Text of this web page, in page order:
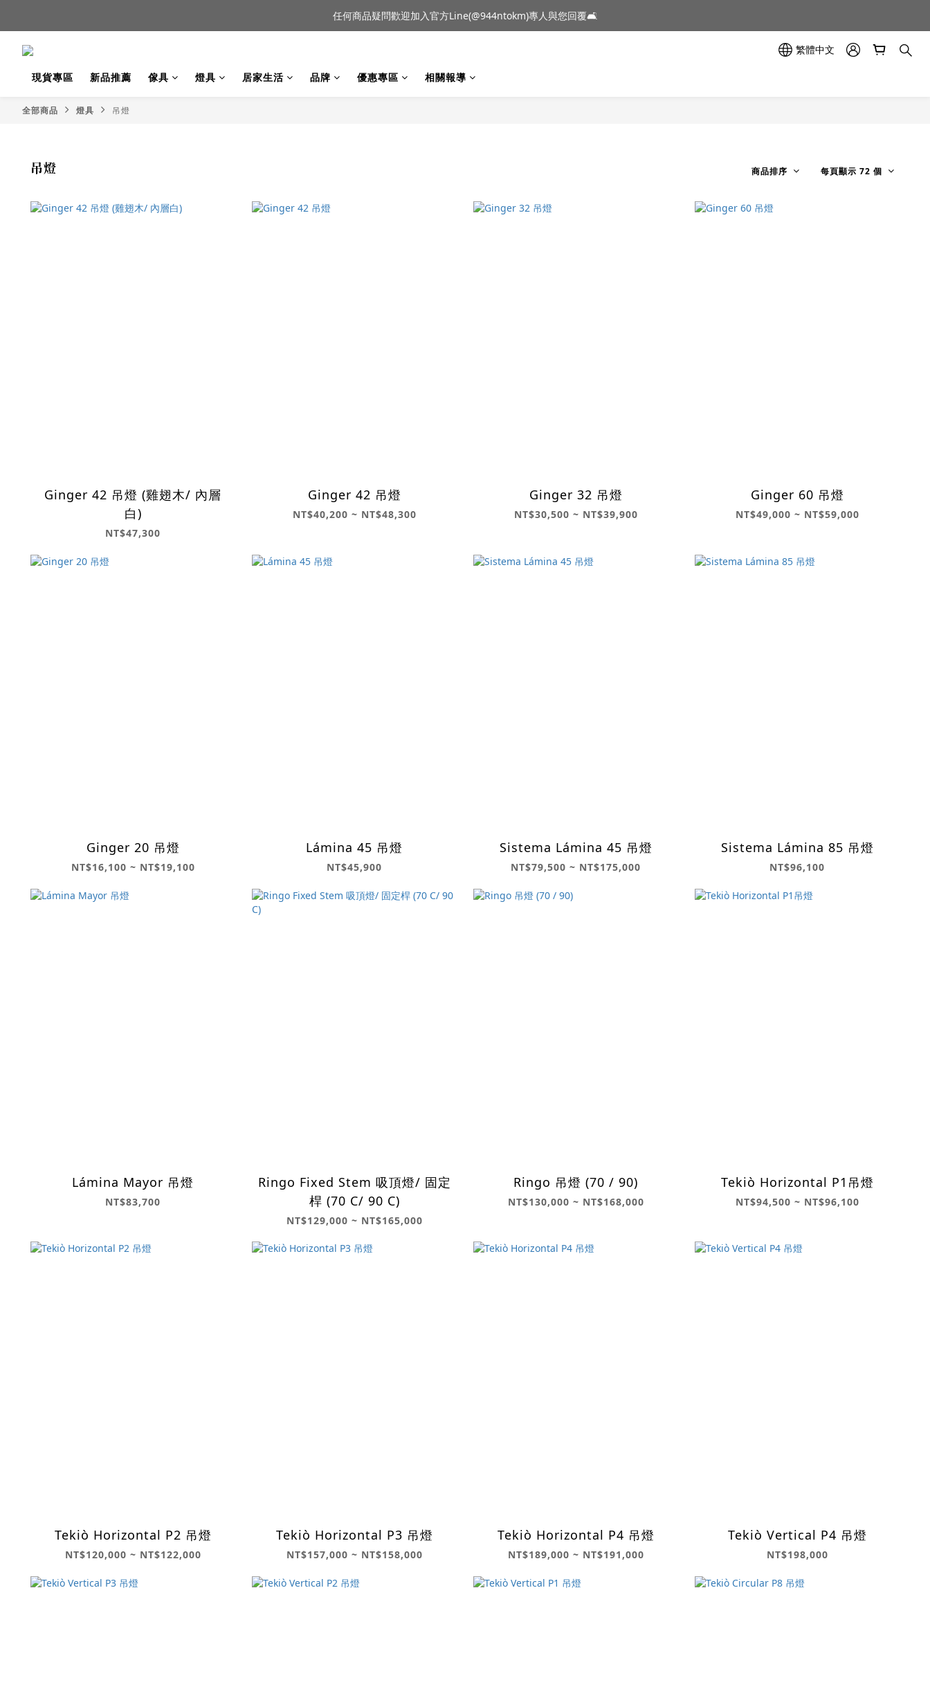
新品到貨｜日本燈具品牌 Ambientec 年度新品 Barcarolle 臺中樂群門市展示中✨
任何商品疑問歡迎加入官方Line(@944ntokm)專人與您回覆🛋️
繁體中文
現貨專區 新品推薦 傢具 燈具 居家生活 品牌 優惠專區 相關報導
全部商品 燈具 吊燈
吊燈 商品排序 每頁顯示 72 個
Ginger 42 吊燈 (雞翅木/ 內層
白)
NT$47,300
Ginger 42 吊燈
NT$40,200 ~ NT$48,300
Ginger 32 吊燈
NT$30,500 ~ NT$39,900
Ginger 60 吊燈
NT$49,000 ~ NT$59,000
Ginger 20 吊燈
NT$16,100 ~ NT$19,100
Lámina 45 吊燈
NT$45,900
Sistema Lámina 45 吊燈
NT$79,500 ~ NT$175,000
Sistema Lámina 85 吊燈
NT$96,100
Lámina Mayor 吊燈
NT$83,700
Ringo Fixed Stem 吸頂燈/ 固定
桿 (70 C/ 90 C)
NT$129,000 ~ NT$165,000
Ringo 吊燈 (70 / 90)
NT$130,000 ~ NT$168,000
Tekiò Horizontal P1吊燈
NT$94,500 ~ NT$96,100
Tekiò Horizontal P2 吊燈
NT$120,000 ~ NT$122,000
Tekiò Horizontal P3 吊燈
NT$157,000 ~ NT$158,000
Tekiò Horizontal P4 吊燈
NT$189,000 ~ NT$191,000
Tekiò Vertical P4 吊燈
NT$198,000